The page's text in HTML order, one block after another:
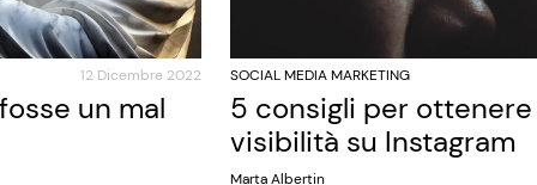
12 Dicembre 2022
un mal
SOCIAL MEDIA MARKETING
5 consigli per
visibilità su Instagram
Marta Albertin